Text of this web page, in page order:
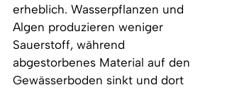
erheblich. Wasserpflanzen und
Algen produzieren weniger
Sauerstoff, während
abgestorbenes Material auf den
Gewässerboden sinkt und dort